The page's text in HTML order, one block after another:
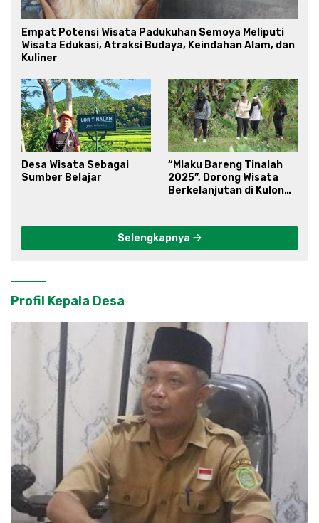
Empat Potensi Wisata Padukuhan Semoya Meliputi
Wisata Edukasi, Atraksi Budaya, Keindahan Alam, dan
Kuliner
Desa Wisata Sebagai
Sumber Belajar
“Mlaku Bareng Tinalah
2025”, Dorong Wisata
Berkelanjutan di Kulon
Selengkapnya
Profil Kepala Desa